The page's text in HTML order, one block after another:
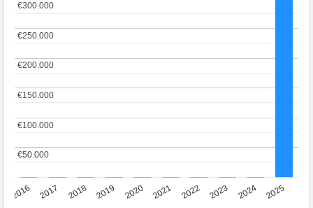
2016 2017 2018 2019 2020 2021 2022 2023 2024 2025
€50.000
€50.000
€100.000
€100.000
€150.000
€150.000
€200.000
€200.000
€250.000
€250.000
€300.000
€300.000